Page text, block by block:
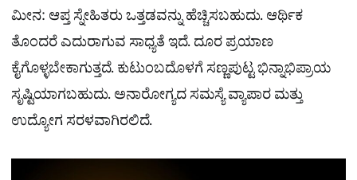
ಮೀನ: ಆಪ್ತ ಸ್ನೇಹಿತರು ಒತ್ತಡವನ್ನು ಹೆಚ್ಚಿಸಬಹುದು. ಆರ್ಥಿಕ
ತೊಂದರೆ ಎದುರಾಗುವ ಸಾಧ್ಯತೆ ಇದೆ. ದೂರ ಪ್ರಯಾಣ
ಕೈಗೊಳ್ಳಬೇಕಾಗುತ್ತದೆ. ಕುಟುಂಬದೊಳಗೆ ಸಣ್ಣಪುಟ್ಟ ಭಿನ್ನಾಭಿಪ್ರಾಯ
ಸೃಷ್ಟಿಯಾಗಬಹುದು. ಅನಾರೋಗ್ಯದ ಸಮಸ್ಯೆ ವ್ಯಾಪಾರ ಮತ್ತು
ಉದ್ಯೋಗ ಸರಳವಾಗಿರಲಿದೆ.